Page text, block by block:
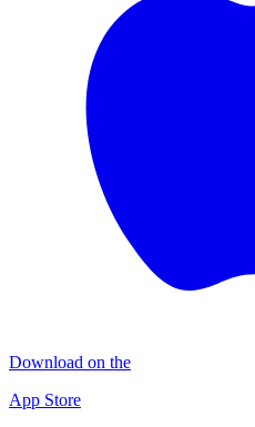
Download on the
App Store